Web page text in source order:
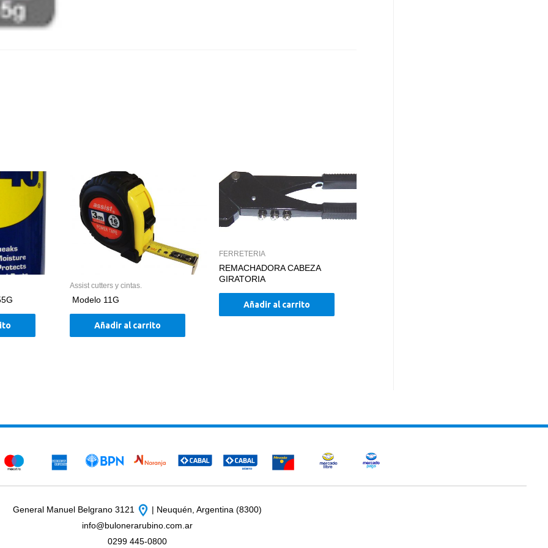
Assist cutters y cintas.
Modelo 11G
Añadir al carrito
FERRETERIA
REMACHADORA CABEZA
GIRATORIA
Añadir al carrito
General Manuel Belgrano 3121
| Neuquén, Argentina (8300)
info@bulonerarubino.com.ar
0299 445-0800